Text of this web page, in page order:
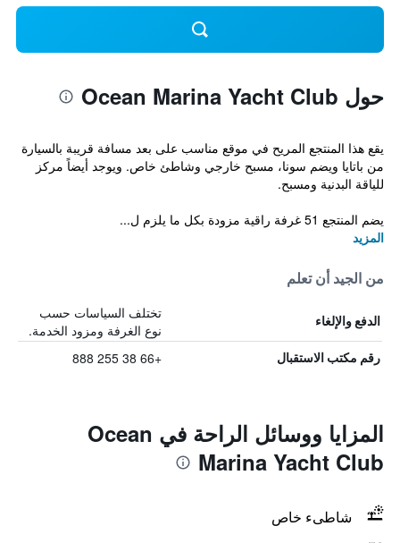
حول Ocean Marina Yacht Club
يقع هذا المنتجع المريح في موقع مناسب على بعد مسافة قريبة بالسيارة
من باتايا ويضم سونا، مسبح خارجي وشاطئ خاص. ويوجد أيضاً مركز
للياقة البدنية ومسبح.
يضم المنتجع 51 غرفة راقية مزودة بكل ما يلزم ل...
المزيد
من الجيد أن تعلم
الدفع والإلغاء
تختلف السياسات حسب
نوع الغرفة ومزود الخدمة.
رقم مكتب الاستقبال +66 38 255 888
المزايا ووسائل الراحة في Ocean
Marina Yacht Club
شاطىء خاص